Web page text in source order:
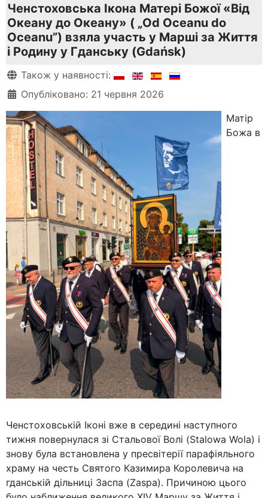
Ченстоховська Ікона Матері Божої «Від
Океану до Океану» ( „Od Oceanu do
Oceanu”) взяла участь у Марші за Життя
і Родину у Гданську (Gdańsk)
Деталі
Також у наявності:
Опубліковано: 21 червня 2026
Матір
Божа в
Ченстоховській Іконі вже в середині наступного
тижня повернулася зі Стальової Волі (Stalowa Wola) і
знову була встановлена у пресвітерії парафіяльного
храму на честь Святого Казимира Королевича на
гданській дільниці Заспа (Zaspa). Причиною цього